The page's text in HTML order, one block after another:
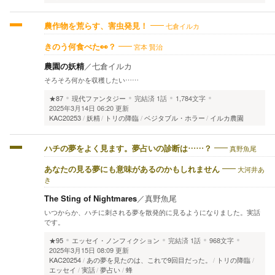
農作物を荒らす、害虫発見！ 七倉イルカ
きのう何食べた👀？ 宮本 賢治
農園の妖精／七倉イルカ
そろそろ何かを収穫したい……
★87
現代ファンタジー 完結済 1話
1,784文字
2025年3月14日 06:20 更新
KAC20253 妖精 トリの降臨 ベジタブル・ホラー イルカ農園
ハチの夢をよく見ます。夢占いの診断は……？ 真野魚尾
あなたの見る夢にも意味があるのかもしれません
大河井あ
き
The Sting of Nightmares／真野魚尾
いつからか、ハチに刺される夢を散発的に見るようになりました。実話
です。
★95
エッセイ・ノンフィクション 完結済 1話
968文字
2025年3月15日 08:09 更新
KAC20254
あの夢を見たのは、これで9回目だった。
トリの降臨
エッセイ
実話 夢占い 蜂